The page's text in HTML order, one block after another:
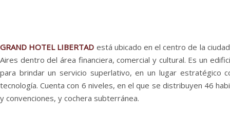
GRAND HOTEL LIBERTAD está ubicado en el centro de la
Aires dentro del área financiera, comercial y cultural. Es un
para brindar un servicio superlativo, en un lugar estratégico
tecnología. Cuenta con 6 niveles, en el que se distribuyen 46
y convenciones, y cochera subterránea.